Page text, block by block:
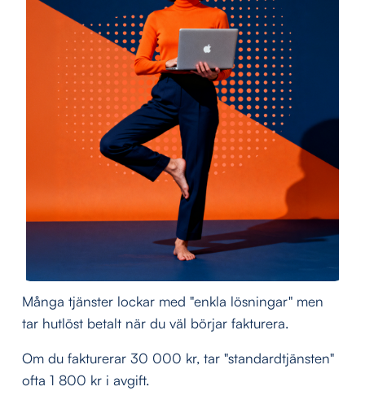
Många tjänster lockar med "enkla lösningar" men
tar hutlöst betalt när du väl börjar fakturera.
Om du fakturerar 30 000 kr, tar "standardtjänsten"
ofta 1 800 kr i avgift.